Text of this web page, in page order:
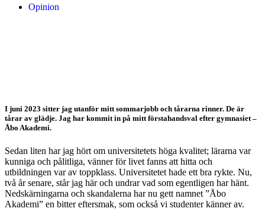
Opinion
I juni 2023 sitter jag utanför mitt sommarjobb och tårarna rinner. De är
tårar av glädje. Jag har kommit in på mitt förstahandsval efter gymnasiet –
Åbo Akademi.
Sedan liten har jag hört om universitetets höga kvalitet; lärarna var
kunniga och pålitliga, vänner för livet fanns att hitta och
utbildningen var av toppklass. Universitetet hade ett bra rykte. Nu,
två år senare, står jag här och undrar vad som egentligen har hänt.
Nedskärningarna och skandalerna har nu gett namnet ”Åbo
Akademi” en bitter eftersmak, som också vi studenter känner av.